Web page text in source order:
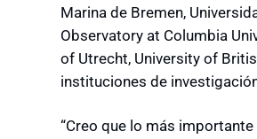
Marina de Bremen,
Observatory at Columbia
of Utrecht, University of
instituciones de
“Creo que lo más